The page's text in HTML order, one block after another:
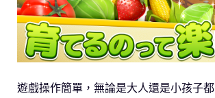
遊戲操作簡單，無論是大人還是小孩子都